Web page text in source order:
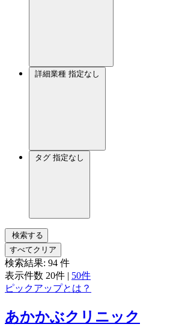
詳細業種 指定なし
タグ 指定なし
検索する
すべてクリア
検索結果: 94 件
表示件数 20件 | 50件
ピックアップとは？
あかかぶクリニック